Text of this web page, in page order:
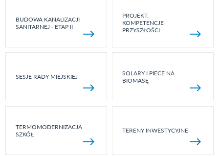
BUDOWA KANALIZACJI
SANITARNEJ - ETAP II
PROJEKT:
KOMPETENCJE
PRZYSZŁOŚCI
SESJE RADY MIEJSKIEJ
SOLARY I PIECE NA
BIOMASĘ
TERMOMODERNIZACJA
SZKÓŁ
TERENY INWESTYCYJNE